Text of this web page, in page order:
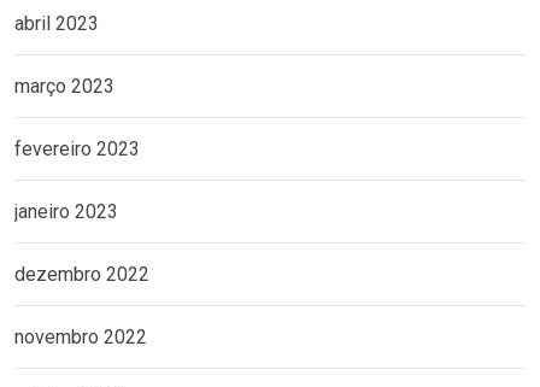
abril 2023
março 2023
fevereiro 2023
janeiro 2023
dezembro 2022
novembro 2022